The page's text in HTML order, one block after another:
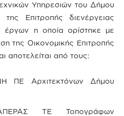
Υπηρεσιών του Δήμου
Επιτροπής διενέργειας
έργων η οποία ορίστηκε με
της Οικονομικής Επιτροπής
αποτελείται από τους:
ΠΕ Αρχιτεκτόνων Δήμου
ΤΕ Τοπογράφων